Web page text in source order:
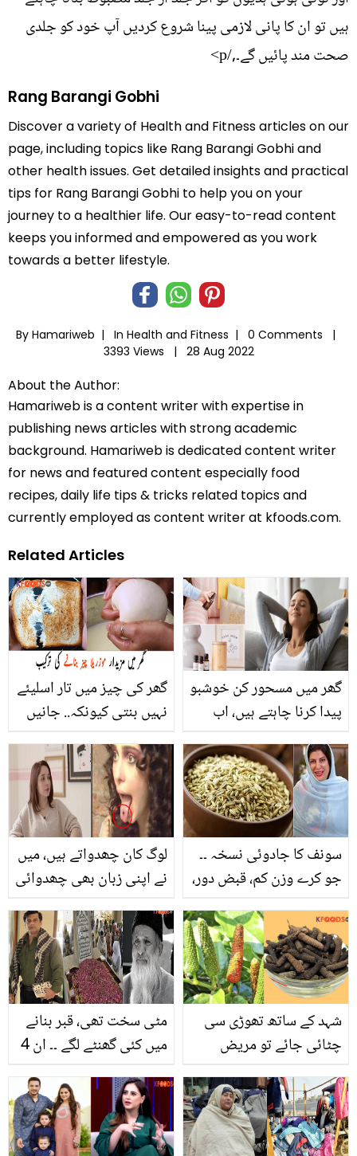
ہیں تو ان کا پانی لازمی پینا شروع کردیں آپ خود کو جلدی
صحت مند پائیں گے۔,/p>
Rang Barangi Gobhi
Discover a variety of Health and Fitness articles on our
page, including topics like Rang Barangi Gobhi and
other health issues. Get detailed insights and practical
tips for Rang Barangi Gobhi to help you on your
journey to a healthier life. Our easy-to-read content
keeps you informed and empowered as you work
towards a better lifestyle.
By Hamariweb | In Health and Fitness |
0 Comments |
3393 Views |
28 Aug 2022
About the Author:
Hamariweb is a content writer with expertise in
publishing news articles with strong academic
background. Hamariweb is dedicated content writer
for news and featured content especially food
recipes, daily life tips & tricks related topics and
currently employed as content writer at kfoods.com.
Related Articles
گھر کی چیز میں تار اسلیئے
نہیں بنتی کیونکہ.. جانیں
مشہور شیف موزریلا چیز
بنانے کا کون سا طریقہ
بتاتے ہیں, جس سے بنے
بلکل بازار جیسی لیز دار
چیز
گھر میں مسحور کن خوشبو
پیدا کرنا چاہتے ہیں، اب
ائیر فریشنر کو بھول جائیں
8 زبردست گھریلو ٹوٹکے
آزمائیں
لوگ کان چھدواتے ہیں، میں
نے اپنی زبان بھی چھدوائی
۔۔ جُگن کاظم نے زبان کیوں
چھدوائی؟ اداکارہ نے 17
سال بعد سچ بتا دیا
سونف کا جادوئی نسخہ ۔۔
جو کرے وزن کم، قبض دور،
سوجن سے نجات اور بہت
کچھ جانیئے ڈاکٹر بلقیس
کا بتایا ہوا ایسا نسخہ جو
آپ نے پہلے کبھی نہیں سُنا
ہوگا
مٹی سخت تھی، قبر بنانے
میں کئی گھنٹے لگے ۔۔ ان 4
مشہور شخصیات کی تدفین
کے موقع پر کیا ہوا تھا، جو
لوگ بھول نہیں پائے
شہد کے ساتھ تھوڑی سی
چٹائی جائے تو مریض
ٹھیک ہوجاتا ہے ۔۔ ایسی
جڑی بوٹی جس کے بے شمار
فوائد جان کر آپ آج ہی گھر
لے آئیں گے